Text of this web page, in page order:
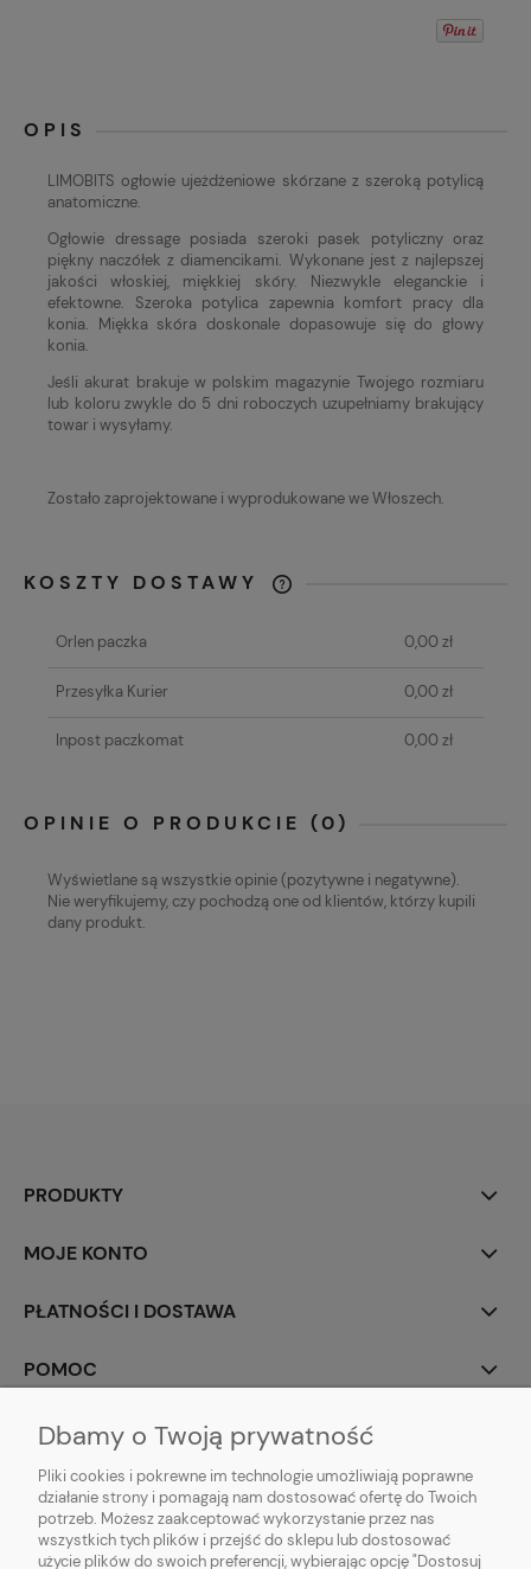
OPIS
LIMOBITS ogłowie ujeżdżeniowe skórzane z szeroką potylicą
anatomiczne.
Ogłowie dressage posiada szeroki pasek potyliczny oraz
piękny naczółek z diamencikami. Wykonane jest z najlepszej
jakości włoskiej, miękkiej skóry. Niezwykle eleganckie i
efektowne. Szeroka potylica zapewnia komfort pracy dla
konia. Miękka skóra doskonale dopasowuje się do głowy
konia.
Jeśli akurat brakuje w polskim magazynie Twojego rozmiaru
lub koloru zwykle do 5 dni roboczych uzupełniamy brakujący
towar i wysyłamy.
Zostało zaprojektowane i wyprodukowane we Włoszech.
KOSZTY DOSTAWY
KOSZTÓW PŁATNOŚCI
Orlen paczka 0,00 zł
Przesyłka Kurier 0,00 zł
Inpost paczkomat 0,00 zł
OPINIE O PRODUKCIE (0)
Wyświetlane są wszystkie opinie (pozytywne i negatywne).
Nie weryfikujemy, czy pochodzą one od klientów, którzy kupili
dany produkt.
PRODUKTY
MOJE KONTO
PŁATNOŚCI I DOSTAWA
POMOC
INFORMACJE
O NAS
Dbamy o Twoją prywatność
Pliki cookies i pokrewne im technologie umożliwiają poprawne
działanie strony i pomagają nam dostosować ofertę do Twoich
potrzeb. Możesz zaakceptować wykorzystanie przez nas
wszystkich tych plików i przejść do sklepu lub dostosować
użycie plików do swoich preferencji, wybierając opcję "Dostosuj